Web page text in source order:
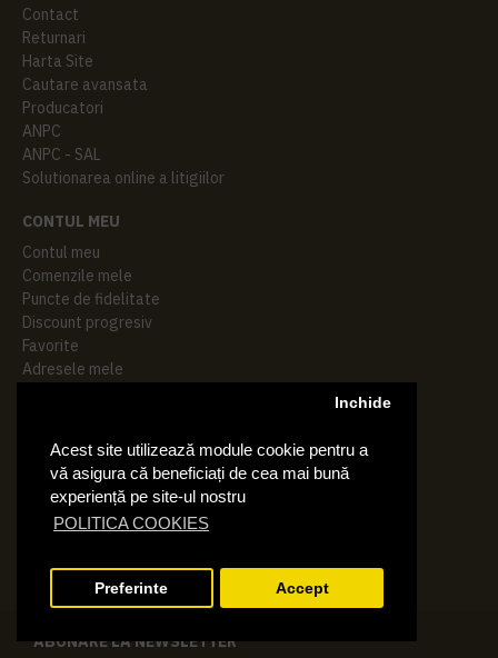
Acest site utilizează module cookie pentru a
vă asigura că beneficiați de cea mai bună
experiență pe site-ul nostru
POLITICA COOKIES
Inchide
Preferinte Accept
Contact
Returnari
Harta Site
Cautare avansata
Producatori
ANPC
ANPC - SAL
Solutionarea online a litigiilor
CONTUL MEU
Contul meu
Comenzile mele
Puncte de fidelitate
Discount progresiv
Favorite
Adresele mele
WEST BUSINESS CAMPUS
Strada Preciziei, Nr, 3W Sector 6, Bucuresti
0314 100 110
ABONARE LA NEWSLETTER